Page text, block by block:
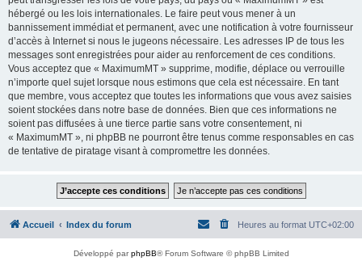
hébergé ou les lois internationales. Le faire peut vous mener à un
bannissement immédiat et permanent, avec une notification à votre fournisseur
d’accès à Internet si nous le jugeons nécessaire. Les adresses IP de tous les
messages sont enregistrées pour aider au renforcement de ces conditions.
Vous acceptez que « MaximumMT » supprime, modifie, déplace ou verrouille
n’importe quel sujet lorsque nous estimons que cela est nécessaire. En tant
que membre, vous acceptez que toutes les informations que vous avez saisies
soient stockées dans notre base de données. Bien que ces informations ne
soient pas diffusées à une tierce partie sans votre consentement, ni
« MaximumMT », ni phpBB ne pourront être tenus comme responsables en cas
de tentative de piratage visant à compromettre les données.
Accueil Index du forum Heures au format UTC+02:00
Développé parphpBB® Forum Software © phpBB Limited